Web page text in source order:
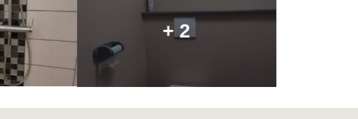
+ 2